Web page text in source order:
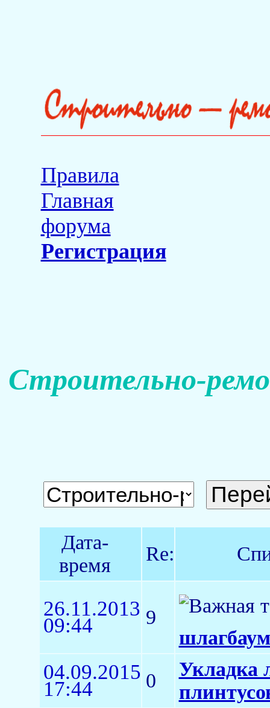
Правила
Главная
форума
Регистрация
Строительно-
Дата-
время
Re:
26.11.2013
09:44
9
04.09.2015
17:44 0
Укладка